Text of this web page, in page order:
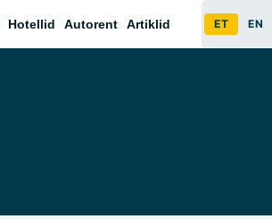
Hotellid Autorent Artiklid ET EN